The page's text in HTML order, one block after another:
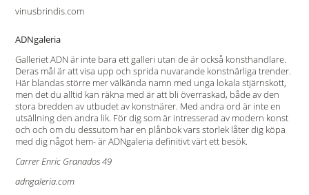
vinusbrindis.com
ADNgaleria
Galleriet ADN är inte bara ett galleri utan de är också konsthandlare.
Deras mål är att visa upp och sprida nuvarande konstnärliga trender.
Här blandas större mer välkända namn med unga lokala stjärnskott,
men det du alltid kan räkna med är att bli överraskad, både av den
stora bredden av utbudet av konstnärer. Med andra ord är inte en
utsällning den andra lik. För dig som är intresserad av modern konst
och och om du dessutom har en plånbok vars storlek låter dig köpa
med dig något hem- är ADNgaleria definitivt värt ett besök.
Carrer Enric Granados 49
adngaleria.com